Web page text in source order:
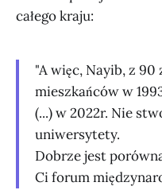
całego kraju:
"A więc, Nayib, z
mieszkańców w
(...) w 2022r. Nie
uniwersytety.
Dobrze jest
Ci forum